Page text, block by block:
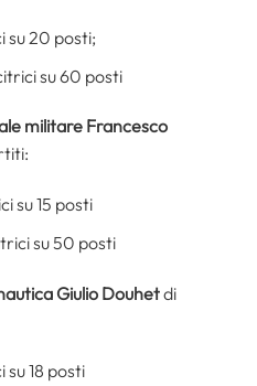
su 20 posti;
su 60 posti
militare Francesco
su 15 posti
su 50 posti
Giulio Douhetdi
18 posti